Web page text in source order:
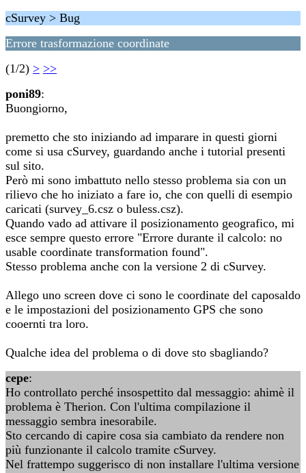
cSurvey > Bug
Errore trasformazione coordinate
(1/2) > >>
poni89:
Buongiorno,
premetto che sto iniziando ad imparare in questi giorni
come si usa cSurvey, guardando anche i tutorial presenti
sul sito.
Però mi sono imbattuto nello stesso problema sia con un
rilievo che ho iniziato a fare io, che con quelli di esempio
caricati (survey_6.csz o buless.csz).
Quando vado ad attivare il posizionamento geografico, mi
esce sempre questo errore "Errore durante il calcolo: no
usable coordinate transformation found".
Stesso problema anche con la versione 2 di cSurvey.
Allego uno screen dove ci sono le coordinate del caposaldo
e le impostazioni del posizionamento GPS che sono
cooernti tra loro.
Qualche idea del problema o di dove sto sbagliando?
cepe:
Ho controllato perché insospettito dal messaggio: ahimè il
problema è Therion. Con l'ultima compilazione il
messaggio sembra inesorabile.
Sto cercando di capire cosa sia cambiato da rendere non
più funzionante il calcolo tramite cSurvey.
Nel frattempo suggerisco di non installare l'ultima versione